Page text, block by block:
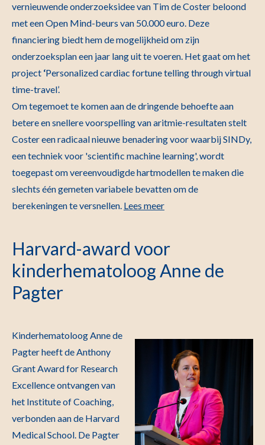
vernieuwende onderzoeksidee van Tim de Coster beloond
met een Open Mind-beurs van 50.000 euro. Deze
financiering biedt hem de mogelijkheid om zijn
onderzoeksplan een jaar lang uit te voeren. Het gaat om het
project ‘Personalized cardiac fortune telling through virtual
time-travel’.
Om tegemoet te komen aan de dringende behoefte aan
betere en snellere voorspelling van aritmie-resultaten stelt
Coster een radicaal nieuwe benadering voor waarbij SINDy,
een techniek voor 'scientific machine learning', wordt
toegepast om vereenvoudigde hartmodellen te maken die
slechts één gemeten variabele bevatten om de
berekeningen te versnellen. Lees meer
Harvard-award voor
kinderhematoloog Anne de
Pagter
Kinderhematoloog Anne de
Pagter heeft de Anthony
Grant Award for Research
Excellence ontvangen van
het Institute of Coaching,
verbonden aan de Harvard
Medical School. De Pagter